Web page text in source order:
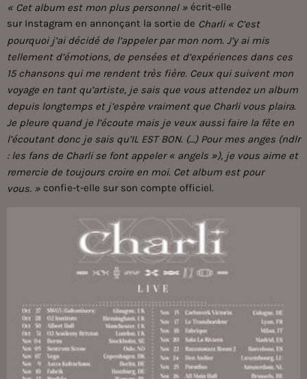
« Cet album est mon plus personnel » écrit-elle
sur Instagram en annonçant la sortie de Charli « C’est
pourquoi j’ai décidé de l’appeler par mon nom. J’y ai mis
tellement d’émotions, de pensées et d’expériences dans ces
15 chansons qui me rendent très fière. Ceux qui suivent mon
voyage en tant qu’artiste, je sais que vous attendez un album
depuis longtemps et j’espère vraiment que Charli vous plaira.
Je pleure quand je l’écoute mais je veux aussi faire la fête en
l’écoutant donc je sais qu’IL EST BON. (…) Pour mes anges (ndlr
: les fans de Charli se font appeler « angels »), je vous aime et
remercie de toujours croire en moi. Cet album est pour
vous. » confie-t-elle sur son compte officiel.